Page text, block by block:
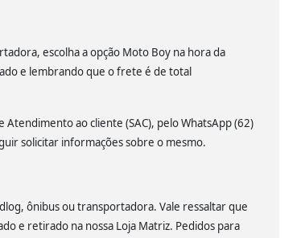
escolha a opção Moto Boy na hora da
e lembrando que o frete é de total
Atendimento ao cliente (SAC), pelo WhatsApp (62)
solicitar informações sobre o mesmo.
ônibus ou transportadora. Vale ressaltar que
e retirado na nossa Loja Matriz. Pedidos para